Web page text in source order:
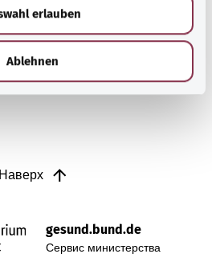
erlauben
Ablehnen
сумки (бурсит) проявляется
в локте или колене.
Наверх
gesund.bund.de
Сервис министерства